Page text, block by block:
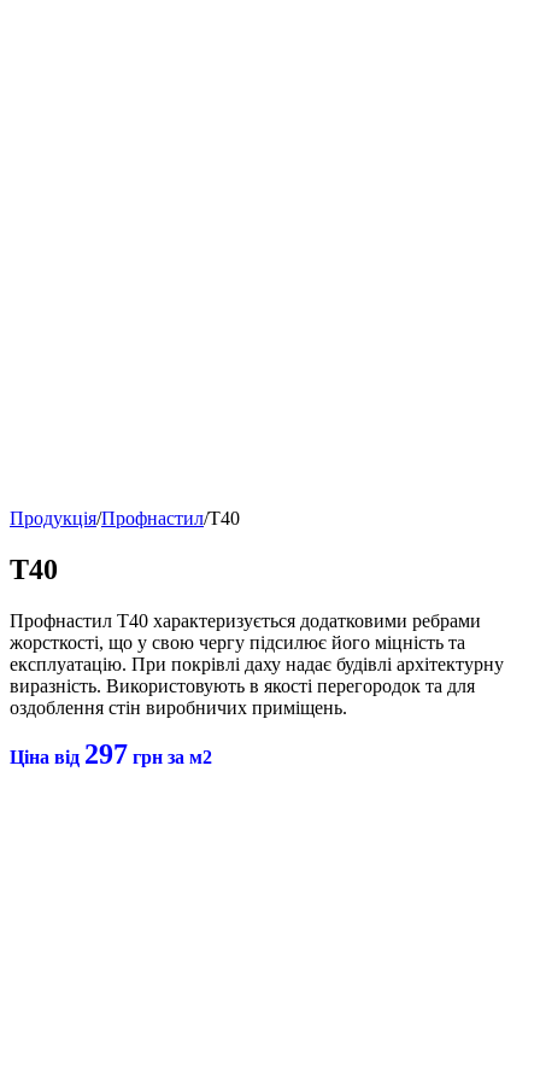
Продукція/Профнастил/Т40
Т40
Профнастил Т40 характеризується додатковими ребрами
жорсткості, що у свою чергу підсилює його міцність та
експлуатацію. При покрівлі даху надає будівлі архітектурну
виразність. Використовують в якості перегородок та для
оздоблення стін виробничих приміщень.
Ціна від 297 грн за м2